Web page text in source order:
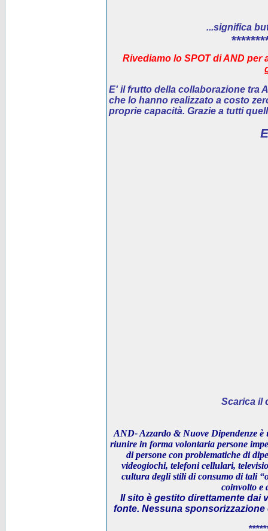
...significa
Rivediamo lo SPOT di AND
E' ilfrutto della collaborazione tra
che lo hanno realizzato a costo
proprie capacità. Grazie a tutti
Scarica il
AND- Azzardo & Nuove Dipendenze è
riunire in forma volontaria persone
di persone con problematiche di
videogiochi, telefoni cellulari,
cultura degli stili di consumo di tali
coinvolto e
Il sito è gestito direttamente dai
fonte. Nessuna